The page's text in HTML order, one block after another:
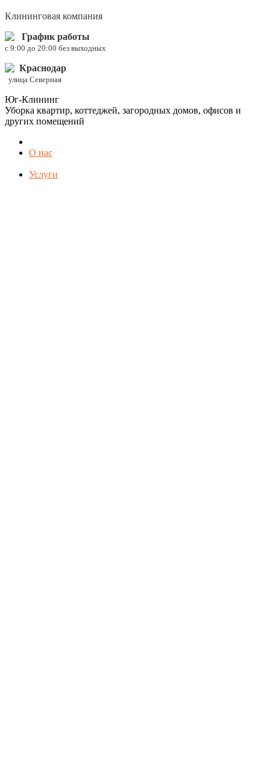
Клининговая компания
График работы
c 9:00 до 20:00 без выходных
Краснодар
улица Северная
Юг-Клининг
Уборка квартир, коттеджей, загородных домов, офисов и
других помещений
О нас
Услуги